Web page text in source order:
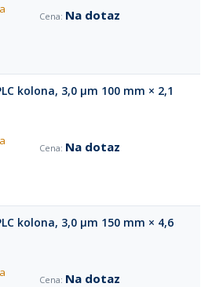
Na dotaz
kolona, 3,0 µm 100 mm × 2,1
Na dotaz
kolona, 3,0 µm 150 mm × 4,6
Na dotaz